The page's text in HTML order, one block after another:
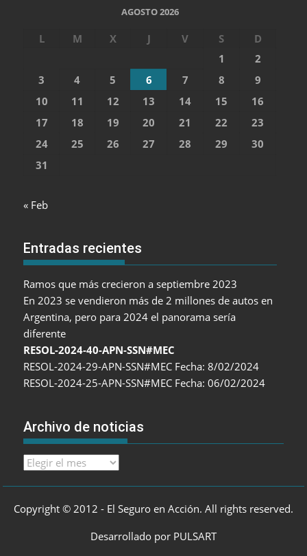
AGOSTO 2026
L M X J V S
D
1
2
3
4 5 6 7 8
9
10
11 12 13 14 15
16
17
18 19 20 21 22
23
24
25 26 27 28 29
30
31
« Feb
Entradas recientes
Ramos que más crecieron a septiembre 2023
En 2023 se vendieron más de 2 millones de autos en
Argentina, pero para 2024 el panorama sería
diferente
RESOL-2024-40-APN-SSN#MEC
RESOL-2024-29-APN-SSN#MEC Fecha: 8/02/2024
RESOL-2024-25-APN-SSN#MEC Fecha: 06/02/2024
Archivo de noticias
Archivo
Copyright © 2012 - El Seguro en Acción. All rights reserved.
Desarrollado por PULSART